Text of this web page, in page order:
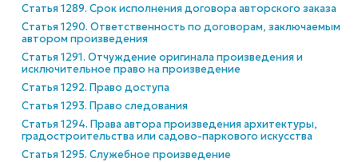
Статья 1289. Срок исполнения договора авторского заказа
Статья 1290. Ответственность по договорам, заключаемым
автором произведения
Статья 1291. Отчуждение оригинала произведения и
исключительное право на произведение
Статья 1292. Право доступа
Статья 1293. Право следования
Статья 1294. Права автора произведения архитектуры,
градостроительства или садово-паркового искусства
Статья 1295. Служебное произведение